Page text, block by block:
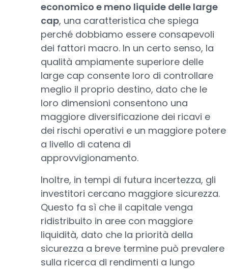
economico e meno liquide delle large
cap, una caratteristica che spiega
perché dobbiamo essere consapevoli
dei fattori macro. In un certo senso, la
qualità ampiamente superiore delle
large cap consente loro di controllare
meglio il proprio destino, dato che le
loro dimensioni consentono una
maggiore diversificazione dei ricavi e
dei rischi operativi e un maggiore potere
a livello di catena di
approvvigionamento.
Inoltre, in tempi di futura incertezza, gli
investitori cercano maggiore sicurezza.
Questo fa sì che il capitale venga
ridistribuito in aree con maggiore
liquidità, dato che la priorità della
sicurezza a breve termine può prevalere
sulla ricerca di rendimenti a lungo